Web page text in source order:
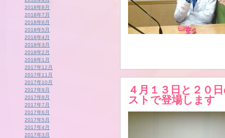
2018年8月
2018年7月
2018年6月
2018年5月
2018年4月
2018年3月
2018年2月
2018年1月
2017年12月
2017年11月
2017年10月
2017年9月
2017年8月
2017年7月
2017年6月
2017年5月
2017年4月
2017年3月
４月１３日と２０
ストで登場します